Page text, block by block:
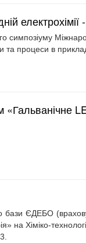
електрохімії
симпозіуму
процеси в
«Гальванічне
бази ЄДЕБО
на Хіміко-